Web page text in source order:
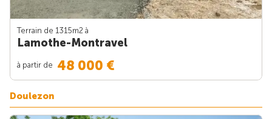
Terrain de 1315m2 à
Lamothe-Montravel
à partir de 48 000 €
Doulezon